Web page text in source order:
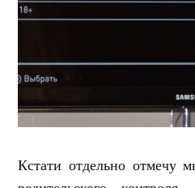
Кстати отдельно отмечу